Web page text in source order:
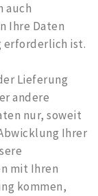
auch
Ihre Daten
erforderlich ist.
Lieferung
andere
nur, soweit
Ihrer
mit Ihren
kommen,